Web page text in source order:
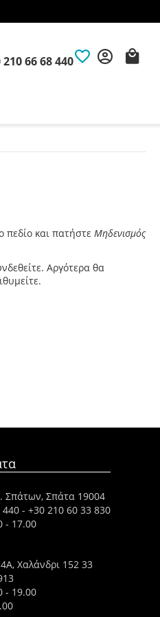
210 66 68 440
πεδίο και πατήστε Μηδενισμός
Αργότερα θα
Σπάτων, Σπάτα 19004
440 - +30 210 60 33 830
- 17.00
Χαλάνδρι 152 33
- 19.00